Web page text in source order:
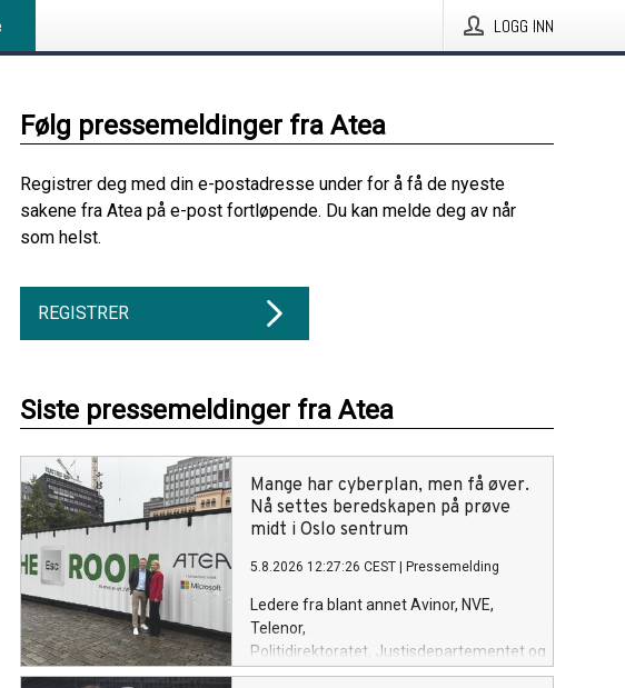
LOGG INN
Følg pressemeldinger fra Atea
Registrer deg med din e-postadresse under for å få de nyeste
sakene fra Atea på e-post fortløpende. Du kan melde deg av når
som helst.
REGISTRER
Siste pressemeldinger fra Atea
Mange har cyberplan, men få øver.
Nå settes beredskapen på prøve
midt i Oslo sentrum
5.8.2026 12:27:26 CEST Pressemelding
Ledere fra blant annet Avinor, NVE,
Telenor,
Politidirektoratet, Justisdepartementet og
Microsoft skal sammen med